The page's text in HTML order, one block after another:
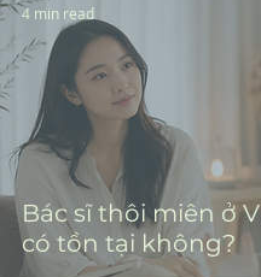
Bác sĩ thôi miên ở
có tồn tại không?
4 min read